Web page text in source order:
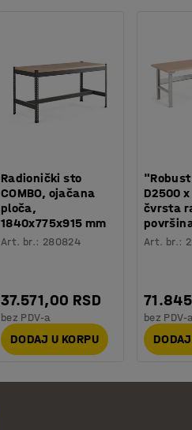
Radionički sto
COMBO, ojačana
ploča,
1840x775x915 mm
Art. br.: 280824
37.571,00 RSD
bez PDV-a
DODAJ U KORPU
D2500
čvrsta
Art. br.:
bez PDV-